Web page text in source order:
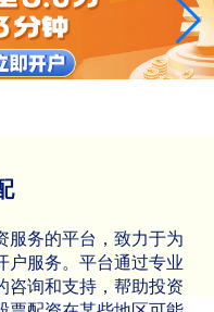
服务的平台，致力于为
户服务。平台通过专业
咨询和支持，帮助投资